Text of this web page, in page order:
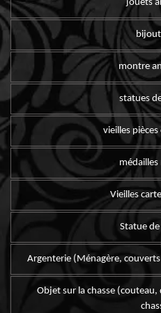
jouets
montre
statues
vieilles
Vieilles
Statue
Argenterie (Ménagère,
Objet sur la chasse